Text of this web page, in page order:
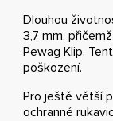
Dlouhou
3,7 mm,
Pewag Klip.
poškození.
Pro ještě větší
ochranné